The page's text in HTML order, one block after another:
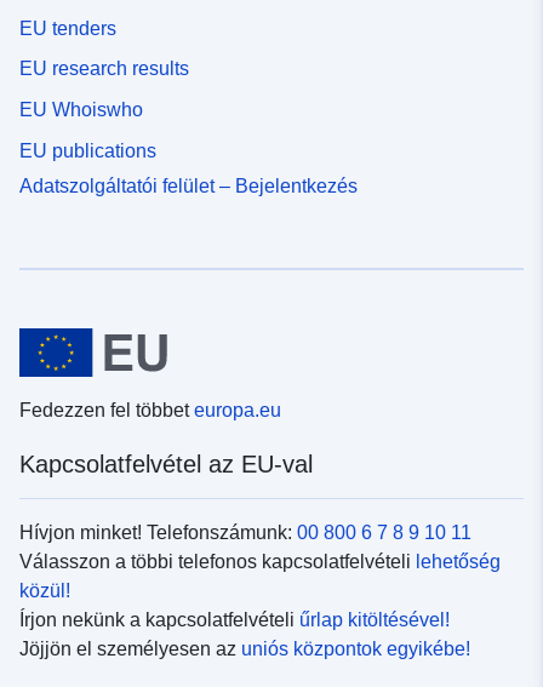
EU tenders
EU research results
EU Whoiswho
EU publications
Adatszolgáltatói felület – Bejelentkezés
Fedezzen fel többeteuropa.eu
Kapcsolatfelvétel az EU-val
Hívjon minket! Telefonszámunk: 00 800 6 7 8 9 10 11
Válasszon a többi telefonos kapcsolatfelvételi lehetőség
közül!
Írjon nekünk a kapcsolatfelvételi űrlap kitöltésével!
Jöjjön el személyesen az uniós központok egyikébe!